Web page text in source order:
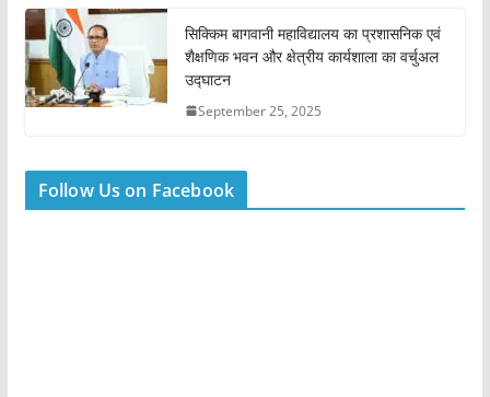
सिक्किम बागवानी महाविद्यालय का प्रशासनिक एवं
शैक्षणिक भवन और क्षेत्रीय कार्यशाला का वर्चुअल
उद्घाटन
September 25, 2025
Follow Us on Facebook